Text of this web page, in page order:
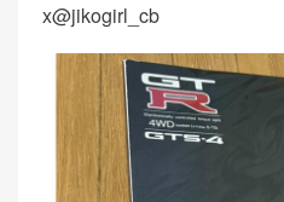
x@jikogirl_cb